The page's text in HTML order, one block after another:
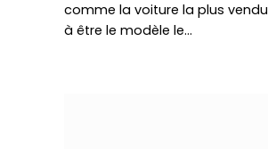
comme la voiture la plus
à être le modèle le…